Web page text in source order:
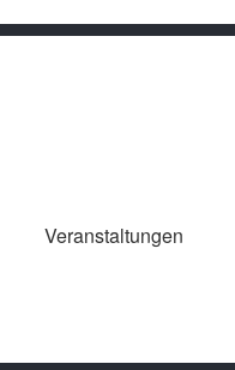
Veranstaltungen